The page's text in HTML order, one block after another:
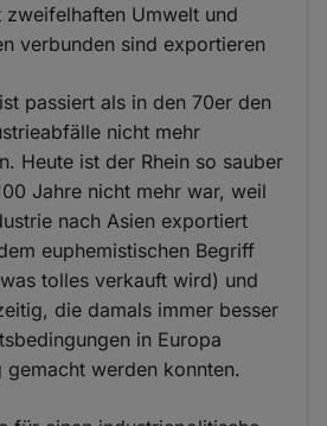
Umwelt und
verbunden sind exportieren
passiert als in den 70er den
nicht mehr
Heute ist der Rhein so sauber
Jahre nicht mehr war, weil
nach Asien exportiert
euphemistischen Begriff
tolles verkauft wird) und
die damals immer besser
in Europa
werden konnten.